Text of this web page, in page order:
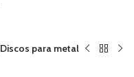
Discos para metal